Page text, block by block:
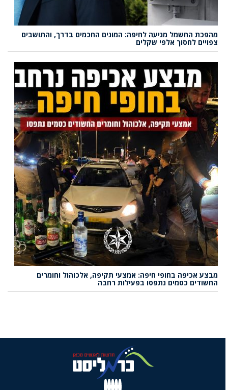
מהפכת החשמל מגיעה לחיפה: המונים החכמים בדרך, והתושבים
צפויים לחסוך אלפי שקלים
מבצע אכיפה בחופי חיפה: אמצעי תקיפה, אלכוהול וחומרים
החשודים כסמים נתפסו בפעילות רחבה